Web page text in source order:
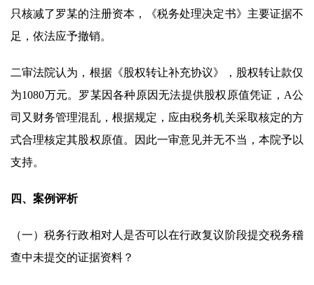
只核减了罗某的注册资本，《税务处理决定书》主要证据不
足，依法应予撤销。
二审法院认为，根据《股权转让补充协议》，股权转让款仅
为1080万元。罗某因各种原因无法提供股权原值凭证，A公
司又财务管理混乱，根据规定，应由税务机关采取核定的方
式合理核定其股权原值。因此一审意见并无不当，本院予以
支持。
四、案例评析
（一）税务行政相对人是否可以在行政复议阶段提交税务稽
查中未提交的证据资料？